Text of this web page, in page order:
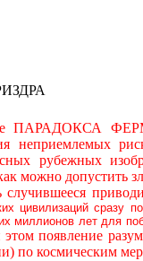
ПАРАДОКСА ФЕРМИ
неприемлемых
рубежных
можно допустить
случившееся
цивилизаций
миллионов лет для
появление
по космическим